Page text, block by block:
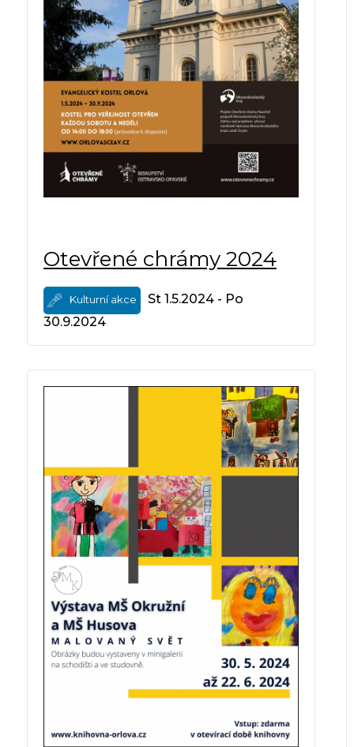
Otevřené chrámy 2024
Kulturní akce
St 1.5.2024 - Po
30.9.2024